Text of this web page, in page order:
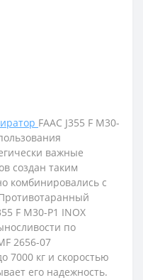
FAAC J355 F M30-
важные
создан таким
комбинировались с
F M30-P1 INOX
по
2656-07
7000 кг и скоростью
его надежность.